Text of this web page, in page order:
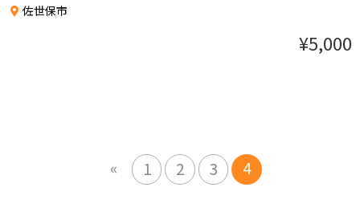
佐世保市
¥5,000
« 1 2 3 4